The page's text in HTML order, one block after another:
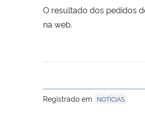
O resultado dos pedidos
na web.
Registrado em
NOTÍCIAS